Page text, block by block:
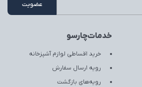
خدمات‌چارسو
خرید اقساطی لوازم آشپزخانه
رویه ارسال سفارش
رویه‌های بازگشت